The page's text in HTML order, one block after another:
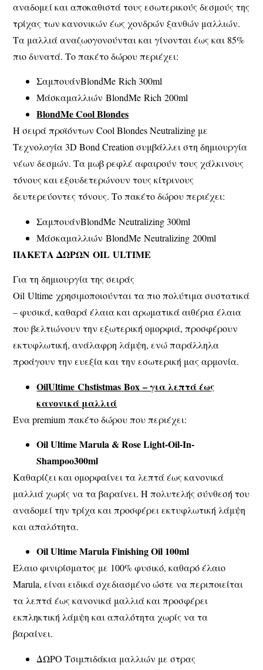
αναδομεί και αποκαθιστά τους εσωτερικούς δεσμούς της
τρίχας των κανονικών έως χονδρών ξανθών μαλλιών.
Τα μαλλιά αναζωογονούνται και γίνονται έως και 85%
πιο δυνατά. Το πακέτο δώρου περιέχει:
ΣαμπουάνBlondMe Rich 300ml
Μάσκαμαλλιών BlondMe Rich 200ml
BlondMe Cool Blondes
Η σειρά προϊόντων Cool Blondes Neutralizing με
Τεχνολογία 3D Bond Creation συμβάλλει στη δημιουργία
νέων δεσμών. Τα μωβ ρεφλέ αφαιρούν τους χάλκινους
τόνους και εξουδετερώνουν τους κίτρινους
δευτερεύοντες τόνους. Το πακέτο δώρου περιέχει:
ΣαμπουάνBlondMe Neutralizing 300ml
Μάσκαμαλλιών BlondMe Neutralizing 200ml
ΠΑΚΕΤΑ ΔΩΡΩΝ OIL ULTIME
Για τη δημιουργία της σειράς
Oil Ultime χρησιμοποιούνται τα πιο πολύτιμα συστατικά
– φυσικά, καθαρά έλαια και αρωματικά αιθέρια έλαια
που βελτιώνουν την εξωτερική ομορφιά, προσφέρουν
εκτυφλωτική, ανάλαφρη λάμψη, ενώ παράλληλα
προάγουν την ευεξία και την εσωτερική μας αρμονία.
OilUltime Chstistmas Box – για λεπτά έως
κανονικά μαλλιά
Ένα premium πακέτο δώρου που περιέχει:
Oil Ultime Marula & Rose Light-Oil-In-
Shampoo300ml
Καθαρίζει και ομορφαίνει τα λεπτά έως κανονικά
μαλλιά χωρίς να τα βαραίνει. Η πολυτελής σύνθεσή του
αναδομεί την τρίχα και προσφέρει εκτυφλωτική λάμψη
και απαλότητα.
Oil Ultime Marula Finishing Oil 100ml
Έλαιο φινιρίσματος με 100% φυσικό, καθαρό έλαιο
Marula, είναι ειδικά σχεδιασμένο ώστε να περιποιείται
τα λεπτά έως κανονικά μαλλιά και προσφέρει
εκπληκτική λάμψη και απαλότητα χωρίς να τα
βαραίνει.
ΔΩΡΟ Τσιμπιδάκια μαλλιών με στρας